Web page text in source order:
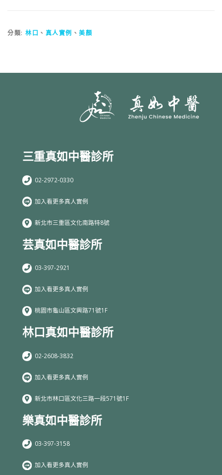
分類: 林口 、 真人實例 、 美顏
三重真如中醫診所
02-2972-0330
加入看更多真人實例
新北市三重區文化南路特8號
芸真如中醫診所
03-397-2921
加入看更多真人實例
桃園市龜山區文興路71號1F
林口真如中醫診所
02-2608-3832
加入看更多真人實例
新北市林口區文化三路一段571號1F
樂真如中醫診所
03-397-3158
加入看更多真人實例